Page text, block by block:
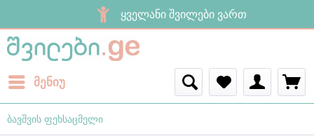
ყველანი შვილები ვართ
მენიუ
ბავშვის ფეხსაცმელი